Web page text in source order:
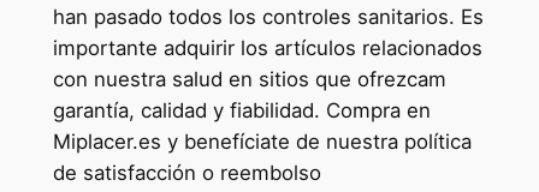
han pasado todos los controles sanitarios. Es
importante adquirir los artículos relacionados
con nuestra salud en sitios que ofrezcam
garantía, calidad y fiabilidad. Compra en
Miplacer.es y benefíciate de nuestra política
de satisfacción o reembolso